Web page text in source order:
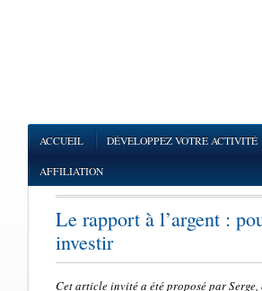
ACCUEIL DÉVELOPPEZ VOTRE ACTIVITÉ
AFFILIATION
Le rapport à l’argent :
investir
Cet article invité a été proposé par